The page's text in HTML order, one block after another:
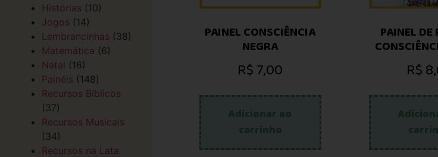
Histórias (10)
Jogos (14)
Lembrancinhas (38)
Matemática (6)
Natal (16)
Painéis (148)
Recursos Bíblicos
(37)
Recursos Musicais
(34)
Recursos na Lata
PAINEL CONSCIÊNCIA
NEGRA
R$7,00
Adicionar ao
carrinho
PAINEL DE
R$